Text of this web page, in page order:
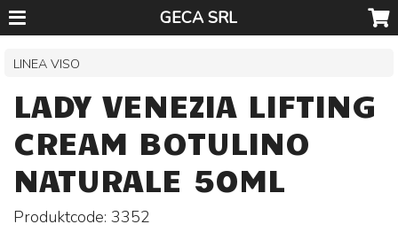
GECA SRL
LINEA VISO
LADY VENEZIA LIFTING
CREAM BOTULINO
NATURALE 50ML
Produktcode:3352